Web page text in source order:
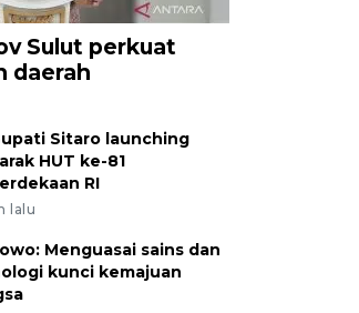
Sulut perkuat
daerah
Sitaro launching
HUT ke-81
RI
lalu
Menguasai sains dan
kunci kemajuan